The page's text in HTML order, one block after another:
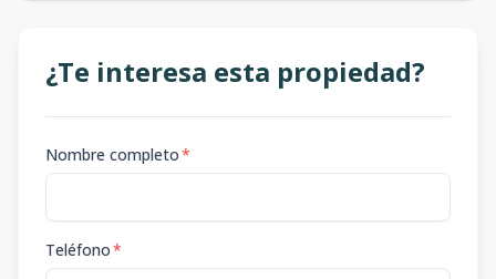
¿Te interesa esta propiedad?
Nombre completo*
Teléfono*